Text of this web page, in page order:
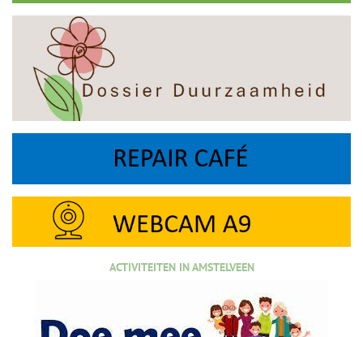
ACTIVITEITEN IN AMSTELVEEN